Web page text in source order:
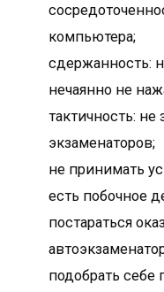
компьютера;
сдержанность:
нечаянно не
тактичность:
экзаменаторов;
не принимать
есть побочное
постараться
подобрать